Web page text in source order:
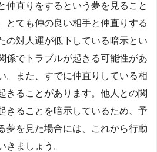
仲直りをするという夢を見ること
とても仲の良い相手と仲直りする
の対人運が低下している暗示とい
係でトラブルが起きる可能性があ
。また、すでに仲直りしている相
きることがあります。他人との関
きることを暗示しているため、予
夢を見た場合には、これから行動
きましょう。